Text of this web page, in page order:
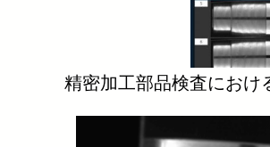
精密加工部品検査にお